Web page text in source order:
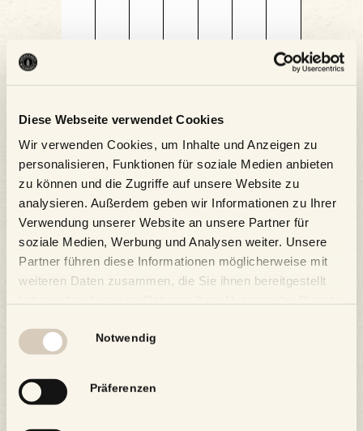
Diese Webseite verwendet Cookies
Wir verwenden Cookies, um Inhalte und Anzeigen zu
personalisieren, Funktionen für soziale Medien anbieten
zu können und die Zugriffe auf unsere Website zu
analysieren. Außerdem geben wir Informationen zu Ihrer
Verwendung unserer Website an unsere Partner für
soziale Medien, Werbung und Analysen weiter. Unsere
Partner führen diese Informationen möglicherweise mit
weiteren Daten zusammen, die Sie ihnen bereitgestellt
Notwendig
Präferenzen
Kalender abonnieren